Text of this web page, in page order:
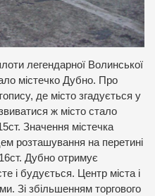
легендарної Волинської
містечко Дубно. Про
де місто згадується у
ж місто стало
Значення містечка
розташування на перетині
Дубно отримує
і будується. Центр міста і
Зі збільшенням торгового